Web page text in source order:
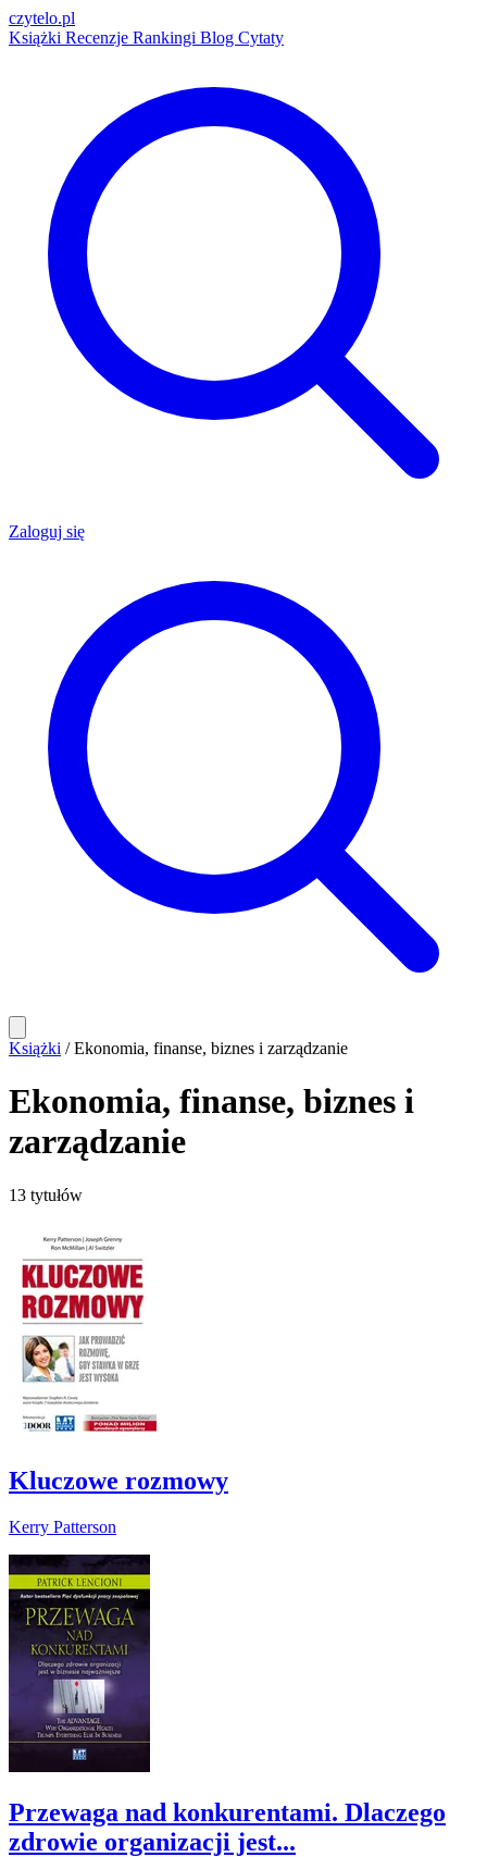
czytelo.pl
Książki Recenzje Rankingi Blog Cytaty
Zaloguj się
Książki / Ekonomia, finanse, biznes i zarządzanie
Ekonomia, finanse, biznes i
zarządzanie
13 tytułów
Kluczowe rozmowy
Kerry Patterson
Przewaga nad konkurentami. Dlaczego
zdrowie organizacji jest...